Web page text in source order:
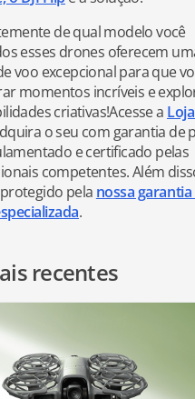
de qual modelo você
esses drones oferecem
voo excepcional para que
momentos incríveis e
criativas!Acesse a
o seu com garantia de
e certificado pelas
competentes. Além
pela nossa garantia
.
recentes